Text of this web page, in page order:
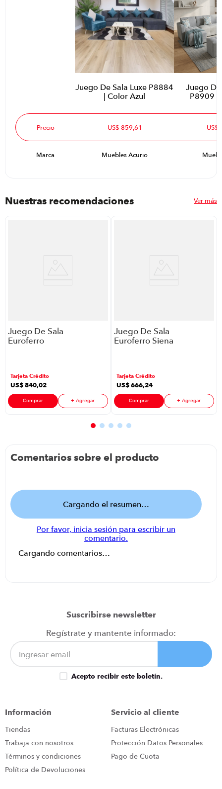
Juego De Sala Luxe P8884
| Color Azul
Juego
P8909 |
Precio US$ 859,61 US$
Marca Muebles Acurio
Nuestras recomendaciones Ver más
Juego De Sala
Euroferro
Esmeralda 70"
P8928 | 70"
Color Nature
Off White
Tarjeta Crédito
US$840,02
Comprar + Agregar
Juego De Sala
Euroferro Siena
Tarjeta Crédito
US$666,24
Comprar + Agregar
Comentarios sobre el producto
Cargando el resumen…
Por favor, inicia sesión para escribir un
comentario.
Cargando comentarios…
Suscribirse newsletter
Regístrate y mantente informado:
Acepto recibir este boletín.
Información
Tiendas
Trabaja con nosotros
Términos y condiciones
Política de Devoluciones
Servicio al cliente
Facturas Electrónicas
Protección Datos Personales
Pago de Cuota